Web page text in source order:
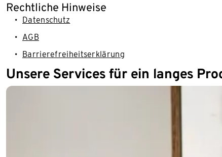
Rechtliche Hinweise
Datenschutz
AGB
Barrierefreiheitserklärung
Unsere Services für ein langes